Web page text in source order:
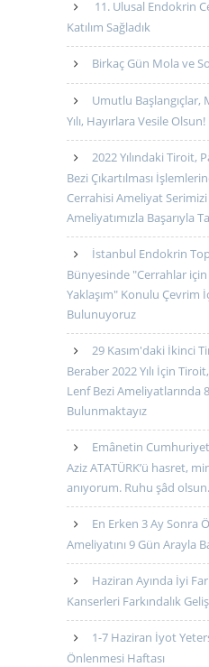
11. Ulusal Endokrin
Katılım Sağladık
Birkaç Gün Mola ve
Umutlu Başlangıçlar,
Yılı, Hayırlara Vesile Olsun!
2022 Yılındaki Tiroit,
Bezi Çıkartılması
Cerrahisi Ameliyat Serimizi
Ameliyatımızla Başarıyla
İstanbul Endokrin
Bünyesinde "Cerrahlar
Yaklaşım" Konulu Çevrim
Bulunuyoruz
29 Kasım'daki İkinci
Beraber 2022 Yılı İçin
Lenf Bezi Ameliyatlarında
Bulunmaktayız
Emânetin
Aziz ATATÜRK’ü hasret,
anıyorum. Ruhu şâd olsun.
En Erken 3 Ay Sonra
Ameliyatını 9 Gün Arayla
Haziran Ayında İyi
Kanserleri Farkındalık
1-7 Haziran İyot
Önlenmesi Haftası